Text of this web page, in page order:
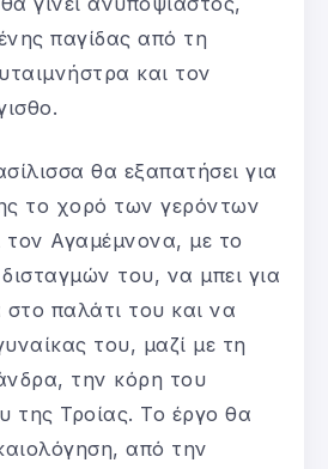
παγίδας από τη
και τον
θα εξαπατήσει για
το χορό των γερόντων
τον Αγαμέμνονα, με το
του, να μπει για
στο παλάτι του και να
του, μαζί με τη
την κόρη του
της Τροίας. Το έργο θα
από την